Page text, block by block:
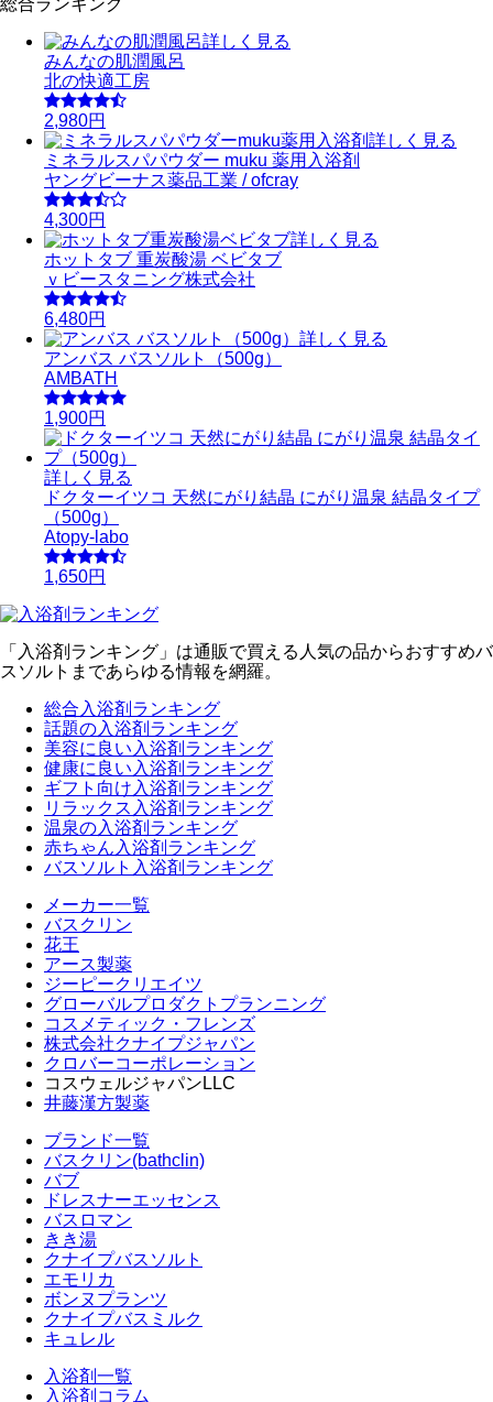
詳しく見る
みんなの肌潤風呂
北の快適工房
2,980円
詳しく見る
ミネラルスパパウダー muku 薬用入浴剤
ヤングビーナス薬品工業 / ofcray
4,300円
詳しく見る
ホットタブ 重炭酸湯 ベビタブ
ｖビースタニング株式会社
6,480円
詳しく見る
アンバス バスソルト（500g）
AMBATH
1,900円
詳しく見る
ドクターイツコ 天然にがり結晶 にがり温泉 結晶タイプ
（500g）
Atopy-labo
1,650円
「入浴剤ランキング」は通販で買える人気の品からおすすめバ
スソルトまであらゆる情報を網羅。
総合入浴剤ランキング
話題の入浴剤ランキング
美容に良い入浴剤ランキング
健康に良い入浴剤ランキング
ギフト向け入浴剤ランキング
リラックス入浴剤ランキング
温泉の入浴剤ランキング
赤ちゃん入浴剤ランキング
バスソルト入浴剤ランキング
メーカー一覧
バスクリン
花王
アース製薬
ジーピークリエイツ
グローバルプロダクトプランニング
コスメティック・フレンズ
株式会社クナイプジャパン
クロバーコーポレーション
コスウェルジャパンLLC
井藤漢方製薬
ブランド一覧
バスクリン(bathclin)
バブ
ドレスナーエッセンス
バスロマン
きき湯
クナイプバスソルト
エモリカ
ボンヌプランツ
クナイプバスミルク
キュレル
入浴剤一覧
入浴剤コラム